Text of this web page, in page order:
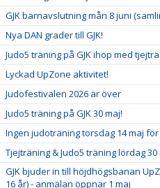
GJK barnavslutning mån 8 juni
Nya DAN grader till GJK!
Judo5 träning på GJK ihop med
Lyckad UpZone aktivitet!
Judofestivalen 2026 är över
Judo5 träning på GJK 30 maj!
Ingen judoträning torsdag 14 maj
Tjejträning & Judo5 träning lördag
GJK bjuder in till höjdhögsbanan
16 år) - anmälan öppnar 1 maj